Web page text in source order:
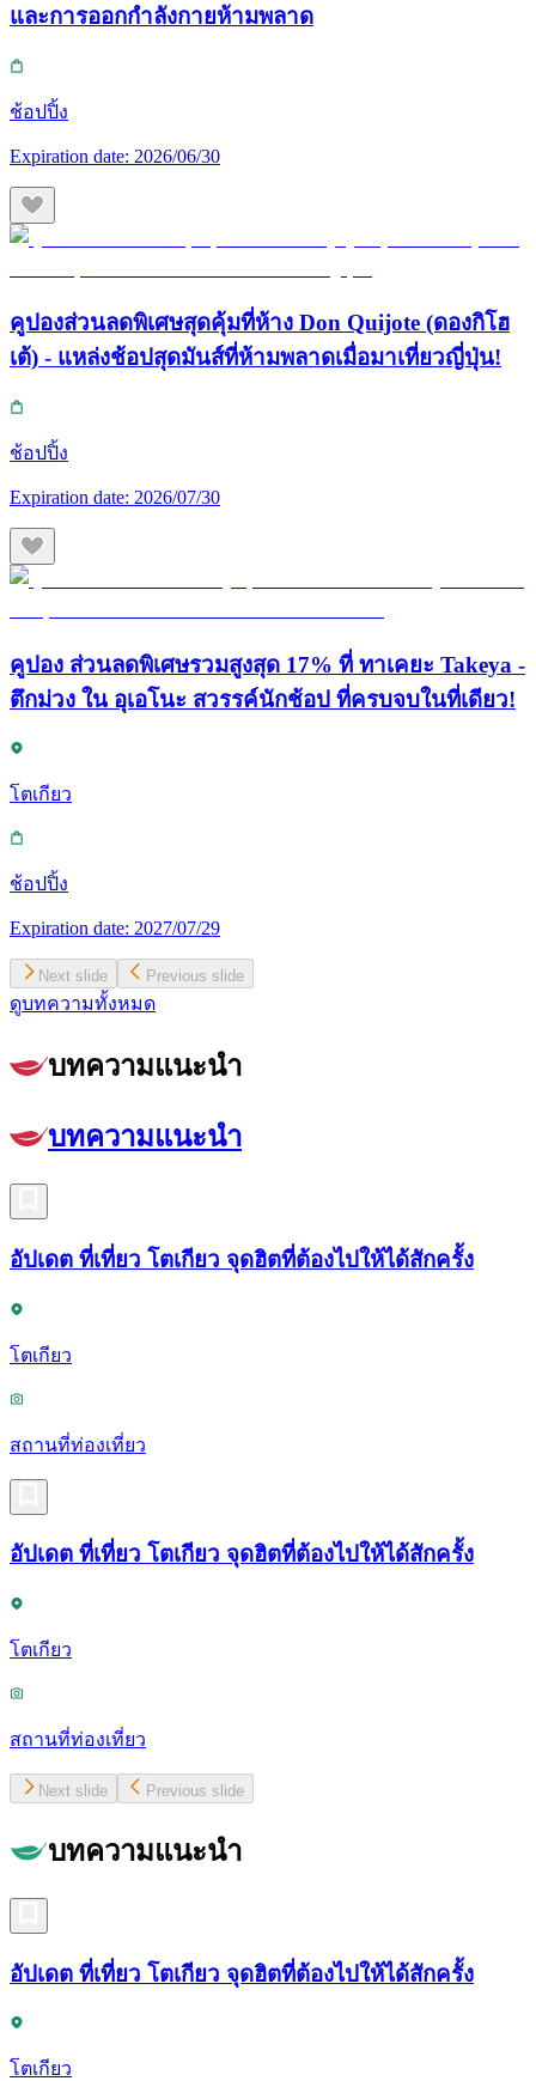
และการออกกำลังกายห้ามพลาด
ช้อปปิ้ง
Expiration date: 2026/06/30
คูปองส่วนลดพิเศษสุดคุ้มที่ห้าง Don Quijote (ดองกิโฮ
เต้) - แหล่งช้อปสุดมันส์ที่ห้ามพลาดเมื่อมาเที่ยวญี่ปุ่น!
ช้อปปิ้ง
Expiration date: 2026/07/30
คูปอง ส่วนลดพิเศษรวมสูงสุด 17% ที่ ทาเคยะ Takeya -
ตึกม่วง ใน อุเอโนะ สวรรค์นักช้อป ที่ครบจบในที่เดียว!
โตเกียว
ช้อปปิ้ง
Expiration date: 2027/07/29
Next slide Previous slide
ดูบทความทั้งหมด
บทความแนะนำ
บทความแนะนำ
อัปเดต ที่เที่ยว โตเกียว จุดฮิตที่ต้องไปให้ได้สักครั้ง
โตเกียว
สถานที่ท่องเที่ยว
อัปเดต ที่เที่ยว โตเกียว จุดฮิตที่ต้องไปให้ได้สักครั้ง
โตเกียว
สถานที่ท่องเที่ยว
Next slide Previous slide
บทความแนะนำ
อัปเดต ที่เที่ยว โตเกียว จุดฮิตที่ต้องไปให้ได้สักครั้ง
โตเกียว